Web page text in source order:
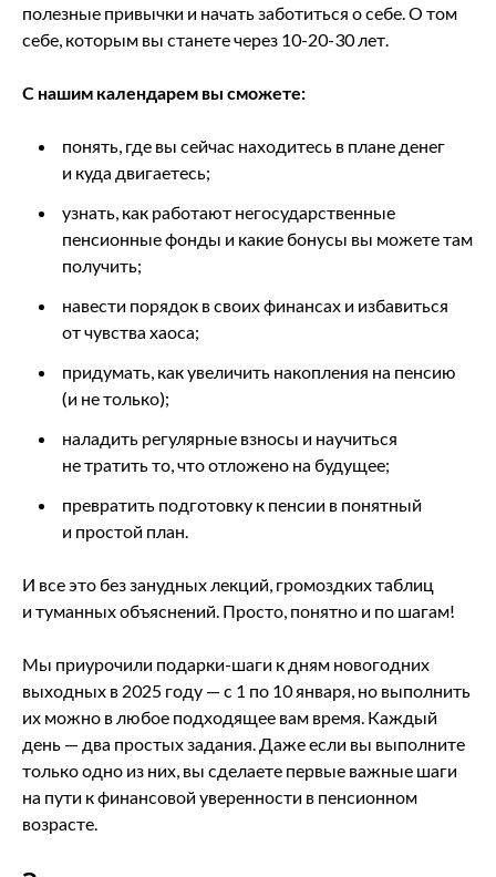
полезные привычки и начать заботиться о себе. О том
себе, которым вы станете через 10-20-30 лет.
С нашим календарем вы сможете:
понять, где вы сейчас находитесь в плане денег
и куда двигаетесь;
узнать, как работают негосударственные
пенсионные фонды и какие бонусы вы можете там
получить;
навести порядок в своих финансах и избавиться
от чувства хаоса;
придумать, как увеличить накопления на пенсию
(и не только);
наладить регулярные взносы и научиться
не тратить то, что отложено на будущее;
превратить подготовку к пенсии в понятный
и простой план.
И все это без занудных лекций, громоздких таблиц
и туманных объяснений. Просто, понятно и по шагам!
Мы приурочили подарки-шаги к дням новогодних
выходных в 2025 году — с 1 по 10 января, но выполнить
их можно в любое подходящее вам время. Каждый
день — два простых задания. Даже если вы выполните
только одно из них, вы сделаете первые важные шаги
на пути к финансовой уверенности в пенсионном
возрасте.